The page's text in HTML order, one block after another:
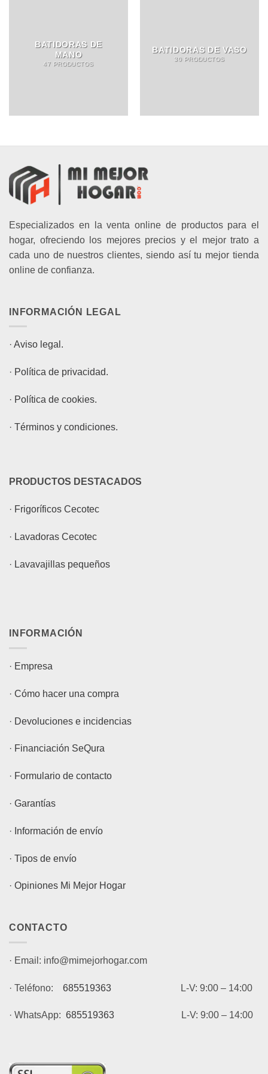
BATIDORAS DE
MANO
47 PRODUCTOS
BATIDORAS DE VASO
30 PRODUCTOS
Especializados en la venta online de productos para el
hogar, ofreciendo los mejores precios y el mejor trato a
cada uno de nuestros clientes, siendo así tu mejor tienda
online de confianza.
INFORMACIÓN LEGAL
· Aviso legal.
· Política de privacidad.
· Política de cookies.
· Términos y condiciones.
PRODUCTOS DESTACADOS
· Frigoríficos Cecotec
· Lavadoras Cecotec
· Lavavajillas pequeños
INFORMACIÓN
· Empresa
· Cómo hacer una compra
· Devoluciones e incidencias
· Financiación SeQura
· Formulario de contacto
· Garantías
· Información de envío
· Tipos de envío
· Opiniones Mi Mejor Hogar
CONTACTO
· Email: info@mimejorhogar.com
· Teléfono: 685519363 L-V: 9:00 – 14:00
· WhatsApp: 685519363 L-V: 9:00 – 14:00